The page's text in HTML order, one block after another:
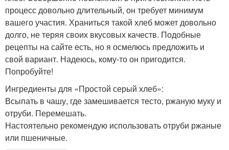
процесс довольно длительный, он требует минимум
вашего участия. Храниться такой хлеб может довольно
долго, не теряя своих вкусовых качеств. Подобные
рецепты на сайте есть, но я осмелюсь предложить и
свой вариант. Надеюсь, кому-то он пригодится.
Попробуйте!
Ингредиенты для «Простой серый хлеб»:
Всыпать в чашу, где замешивается тесто, ржаную муку и
отруби. Перемешать.
Настоятельно рекомендую использовать отруби ржаные
или пшеничные.